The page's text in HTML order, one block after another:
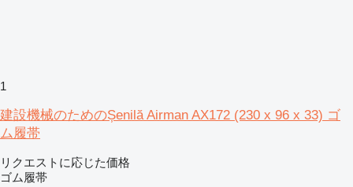
1
建設機械のためのȘenilă Airman AX172 (230 x 96 x 33) ゴ
ム履帯
リクエストに応じた価格
ゴム履帯